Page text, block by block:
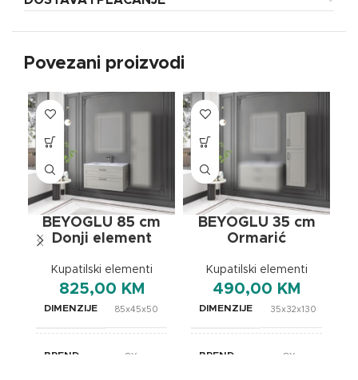
Povezani proizvodi
BEYOGLU 85 cm
Donji element
Kupatilski elementi
825,00 KM
DIMENZIJE 85x45x50
BREND OXaqua
BEYOGLU 35 cm
Ormarić
Kupatilski elementi
490,00 KM
DIMENZIJE 35x32x130
BREND OXaqua